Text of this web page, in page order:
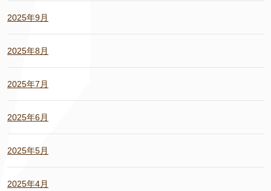
2025年9月
2025年8月
2025年7月
2025年6月
2025年5月
2025年4月